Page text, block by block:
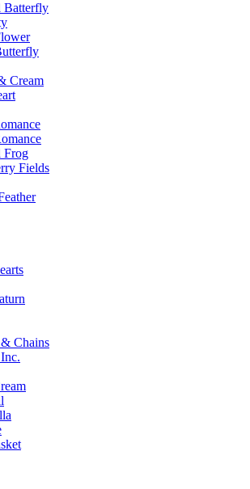
Batterfly
Cream
Frog
Fields
Chains